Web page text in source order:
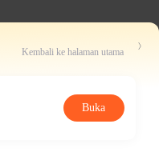
Kembali ke halaman utama
Buka